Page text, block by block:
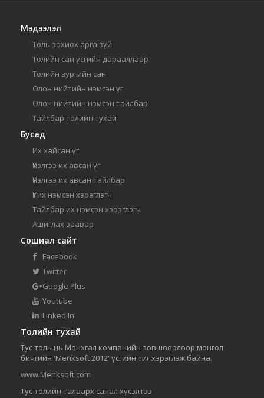
Мэдээлэл
Толь зохиох арга зүй
Толийн сан үсгийн дарааллаар
Толийн зургийн сан
Олон нийтийн нэмсэн үг
Олон нийтийн нэмсэн тайлбар
Тайлбар толийн тухай
Бусад
Их хайсан үг
Үнэлгээ их авсан үг
Үнэлгээ их авсан тайлбар
Үг их нэмсэн хэрэглэгч
Тайлбар их нэмсэн хэрэглэгч
Ашиглах заавар
Сошиал сайт
Facebook
Twitter
Google Plus
Youtube
Linked In
Толийн тухай
Тус толь нь Мөнхгал компанийн зөвшөөрлөөр монгол
бичгийн 'Menksoft 2012' үсгийн тиг хэрэглэж байна.
www.Menksoft.com
Тус толийн талаарх санал хүсэлтээ